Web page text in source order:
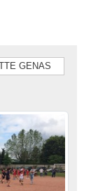
GENAS